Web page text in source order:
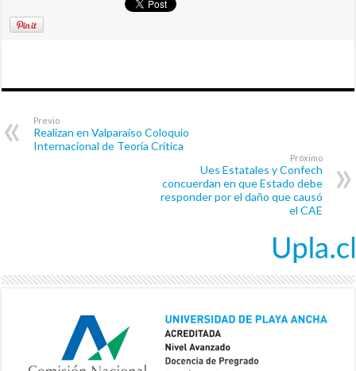
Previo
Realizan en Valparaíso Coloquio
Internacional de Teoría Crítica
Próximo
Ues Estatales y Confech
concuerdan en que Estado debe
responder por el daño que causó
el CAE